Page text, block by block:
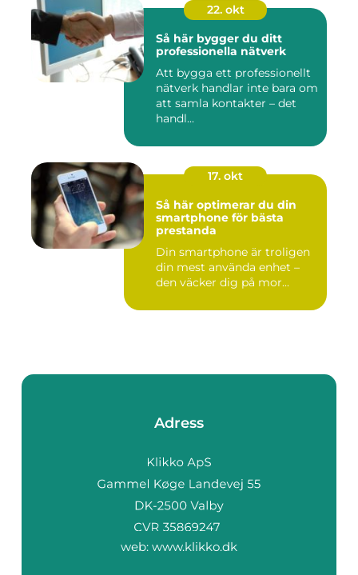
22. okt
Så här bygger du ditt
professionella nätverk
Att bygga ett professionellt
nätverk handlar inte bara om
att samla kontakter – det
handl...
17. okt
Så här optimerar du din
smartphone för bästa
prestanda
Din smartphone är troligen
din mest använda enhet –
den väcker dig på mor...
Adress
web: www.klikko.dk